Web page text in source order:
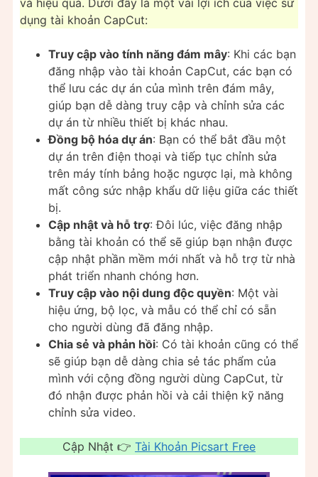
dụng tài khoản CapCut:
Truy cập vào tính năng đám mây: Khi các bạn
đăng nhập vào tài khoản CapCut, các bạn có
thể lưu các dự án của mình trên đám mây,
giúp bạn dễ dàng truy cập và chỉnh sửa các
dự án từ nhiều thiết bị khác nhau.
Đồng bộ hóa dự án: Bạn có thể bắt đầu một
dự án trên điện thoại và tiếp tục chỉnh sửa
trên máy tính bảng hoặc ngược lại, mà không
mất công sức nhập khẩu dữ liệu giữa các thiết
bị.
Cập nhật và hỗ trợ: Đôi lúc, việc đăng nhập
bằng tài khoản có thể sẽ giúp bạn nhận được
cập nhật phần mềm mới nhất và hỗ trợ từ nhà
phát triển nhanh chóng hơn.
Truy cập vào nội dung độc quyền: Một vài
hiệu ứng, bộ lọc, và mẫu có thể chỉ có sẵn
cho người dùng đã đăng nhập.
Chia sẻ và phản hồi: Có tài khoản cũng có thể
sẽ giúp bạn dễ dàng chia sẻ tác phẩm của
mình với cộng đồng người dùng CapCut, từ
đó nhận được phản hồi và cải thiện kỹ năng
chỉnh sửa video.
Cập Nhật 👉 Tài Khoản Picsart Free